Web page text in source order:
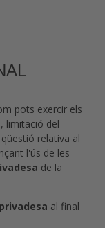
pots exercir els
limitació del
relativa al
l'ús de les
de la
al final